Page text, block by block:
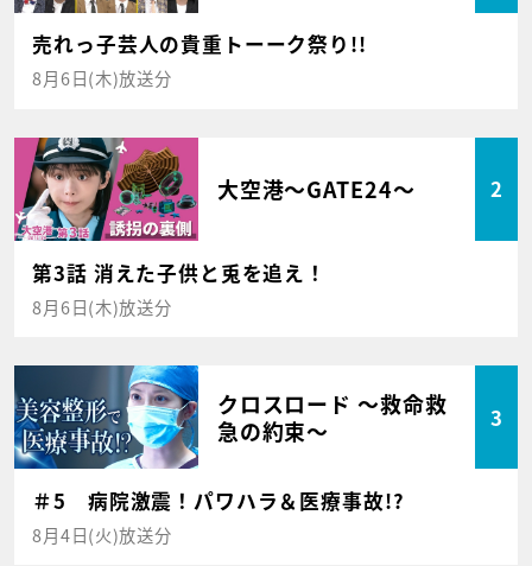
売れっ子芸人の貴重トーーク祭り!!
8月6日(木)放送分
大空港～GATE24～ 2
第3話 消えた子供と兎を追え！
8月6日(木)放送分
クロスロード ～救命救
急の約束～
3
＃5 病院激震！パワハラ＆医療事故!?
8月4日(火)放送分